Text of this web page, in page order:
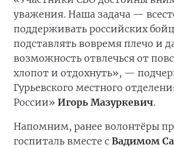
уважения. Наша задача —
поддерживать российских
подставлять вовремя плечо и
возможность отвлечься от
хлопот и отдохнуть», —
Гурьевского местного
России» Игорь Мазуркевич.
Напомним, ранее волонтёры
госпиталь вместе с Вадимом